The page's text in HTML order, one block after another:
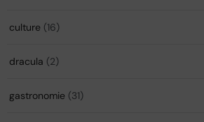
culture (16)
dracula (2)
gastronomie (31)